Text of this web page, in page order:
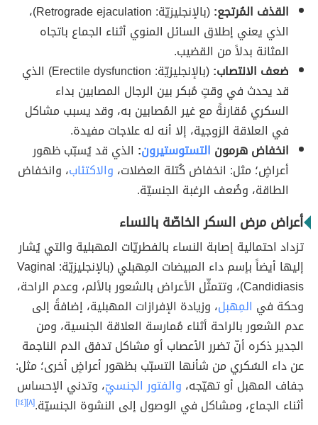
القذف المُرتجع:
(بالإنجليزيّة: Retrograde ejaculation)،
الذي يعني إطلاق السائل المنوي أثناء الجماع باتجاه
المثانة بدلاً من القضيب.
ضعف الانتصاب:
(بالإنجليزيّة: Erectile dysfunction) الذي
قد يحدث في وقتٍ مُبكر بين الرجال المصابين بداء
السكري مُقارنةً مع غير المُصابين به، وقد يسبب مشاكل
في العلاقة الزوجية، إلا أنه له علاجات مفيدة.
انخفاض هرمون التستوستيرون: الذي قد يُسبّب ظهور
أعراضٍ؛ مثل: انخفاض كُتلة العضلات، والاكتئاب، وانخفاض
الطاقة، وضُعف الرغبة الجنسيّة.
أعراض مرض السكر الخاصّة بالنساء
تزداد احتمالية إصابة النساء بالفطريّات المهبلية والتي يُشار
إليها أيضاً بإسم داء المبيضات المِهبلي (بالإنجليزيّة: Vaginal
Candidiasis)، وتتمثّل الأعراض بالشعور بالألم، وعدم الراحة،
وحكة في المِهبل، وزيادة الإفرازات المهبلية، إضافةً إلى
عدم الشعور بالراحة أثناء مُمارسة العلاقة الجنسية، ومن
الجدير ذكره أنّ تضرر الأعصاب أو مشاكل تدفق الدم الناجمة
عن داء السُكري من شأنها التسبّب بظهور أعراضٍ أخرى؛ مثل:
جفاف المهبل أو تهيّجه، والفتور الجنسيّ، وتدني الإحساس
أثناء الجماع، ومشاكل في الوصول إلى النشوة الجنسيّة.[٨] [١٤]